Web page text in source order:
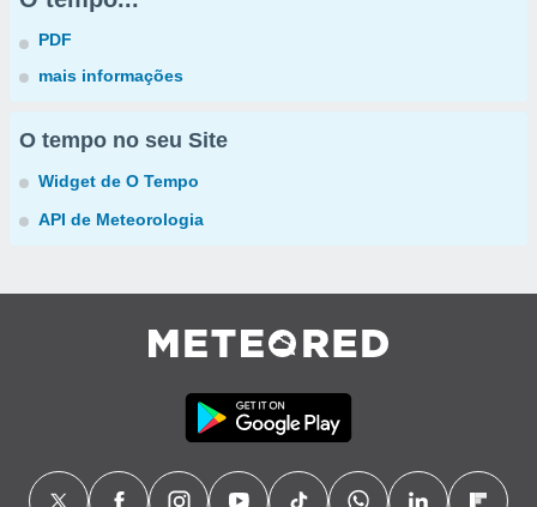
PDF
mais informações
O tempo no seu Site
Widget de O Tempo
API de Meteorologia